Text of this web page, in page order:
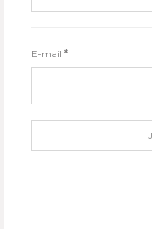
E-mail *